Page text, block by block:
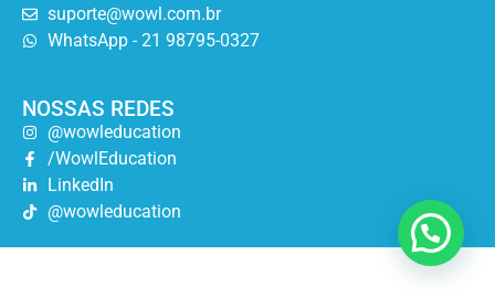
suporte@wowl.com.br
WhatsApp - 21 98795-0327
NOSSAS REDES
@wowleducation
/WowlEducation
LinkedIn
@wowleducation